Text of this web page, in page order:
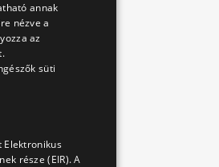
annak
nézve a
az
süti
Elektronikus
része (EIR). A